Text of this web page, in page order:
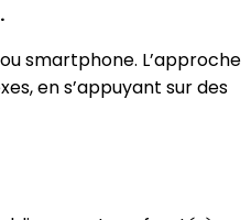
smartphone. L’approche
en s’appuyant sur des